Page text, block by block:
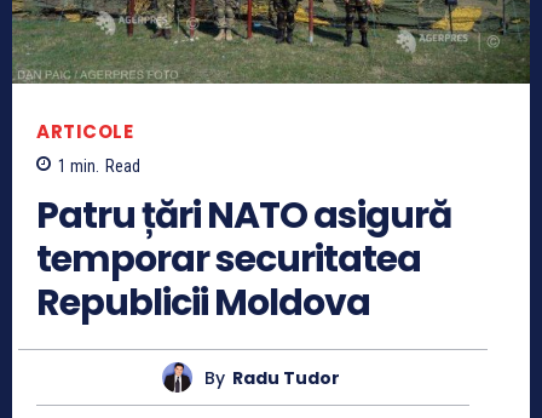
ARTICOLE
1 min. Read
Patru țări NATO asigură
temporar securitatea
Republicii Moldova
By Radu Tudor